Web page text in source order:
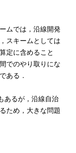
ムでは，沿線開発
スキームとしては
定に含めること
でのやり取りにな
ある．
あるが，沿線自治
ため，大きな問題